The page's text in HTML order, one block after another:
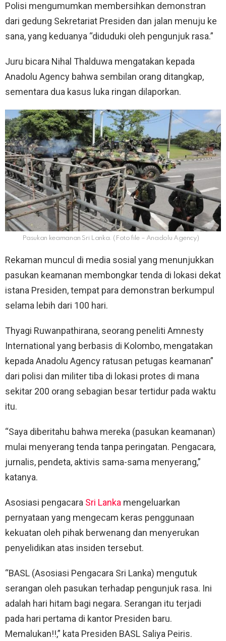
Polisi mengumumkan membersihkan demonstran
dari gedung Sekretariat Presiden dan jalan menuju ke
sana, yang keduanya “diduduki oleh pengunjuk rasa.”
Juru bicara Nihal Thalduwa mengatakan kepada
Anadolu Agency bahwa sembilan orang ditangkap,
sementara dua kasus luka ringan dilaporkan.
Pasukan keamanan Sri Lanka. (Foto file – Anadolu Agency)
Rekaman muncul di media sosial yang menunjukkan
pasukan keamanan membongkar tenda di lokasi dekat
istana Presiden, tempat para demonstran berkumpul
selama lebih dari 100 hari.
Thyagi Ruwanpathirana, seorang peneliti Amnesty
International yang berbasis di Kolombo, mengatakan
kepada Anadolu Agency ratusan petugas keamanan”
dari polisi dan militer tiba di lokasi protes di mana
sekitar 200 orang sebagian besar tertidur pada waktu
itu.
“Saya diberitahu bahwa mereka (pasukan keamanan)
mulai menyerang tenda tanpa peringatan. Pengacara,
jurnalis, pendeta, aktivis sama-sama menyerang,”
katanya.
Asosiasi pengacara Sri Lanka mengeluarkan
pernyataan yang mengecam keras penggunaan
kekuatan oleh pihak berwenang dan menyerukan
penyelidikan atas insiden tersebut.
“BASL (Asosiasi Pengacara Sri Lanka) mengutuk
serangan oleh pasukan terhadap pengunjuk rasa. Ini
adalah hari hitam bagi negara. Serangan itu terjadi
pada hari pertama di kantor Presiden baru.
Memalukan!!,” kata Presiden BASL Saliya Peiris.